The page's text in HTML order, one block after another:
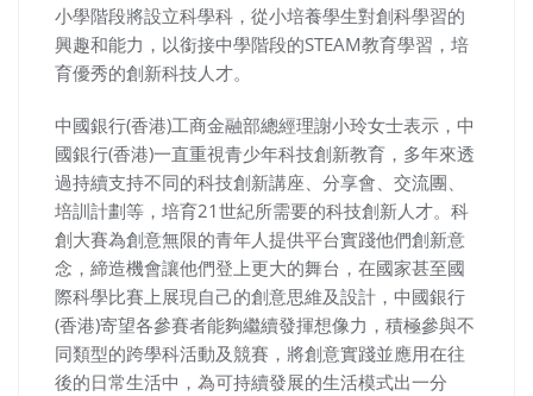
小學階段將設立科學科，從小培養學生對創科學習的
興趣和能力，以銜接中學階段的STEAM教育學習，培
育優秀的創新科技人才。
中國銀行(香港)工商金融部總經理謝小玲女士表示，中
國銀行(香港)一直重視青少年科技創新教育，多年來透
過持續支持不同的科技創新講座、分享會、交流團、
培訓計劃等，培育21世紀所需要的科技創新人才。科
創大賽為創意無限的青年人提供平台實踐他們創新意
念，締造機會讓他們登上更大的舞台，在國家甚至國
際科學比賽上展現自己的創意思維及設計，中國銀行
(香港)寄望各參賽者能夠繼續發揮想像力，積極參與不
同類型的跨學科活動及競賽，將創意實踐並應用在往
後的日常生活中，為可持續發展的生活模式出一分